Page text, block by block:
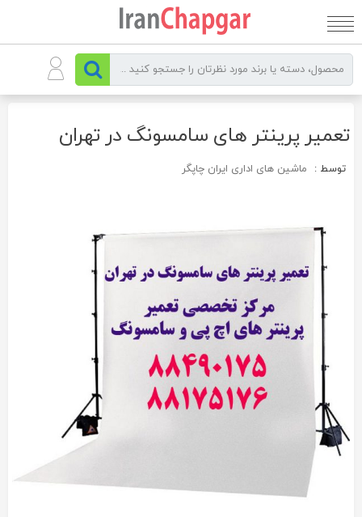
به
تعمیر پرینتر های سامسونگ در تهران
توسط : ماشین های اداری ایران چاپگر